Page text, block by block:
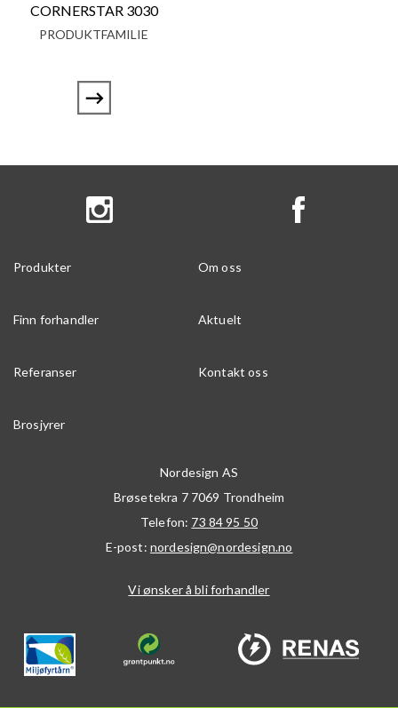
CORNERSTAR 3030
PRODUKTFAMILIE
Produkter Om oss
Finn forhandler Aktuelt
Referanser Kontakt oss
Brosjyrer
Nordesign AS
Brøsetekra 7 7069 Trondheim
Telefon: 73 84 95 50
E-post: nordesign@nordesign.no
Vi ønsker å bli forhandler